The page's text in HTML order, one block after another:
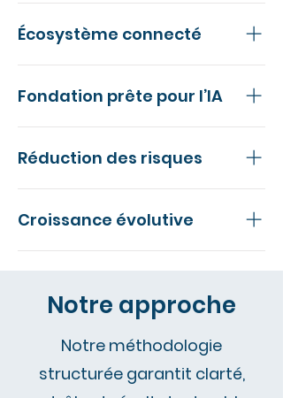
opérations
Écosystème connecté
entre eux
Fondation prête pour l’IA
l’automatisation et à
Réduction des risques
maîtrisée
Croissance évolutive
Notre approche
Notre méthodologie
structurée garantit clarté,